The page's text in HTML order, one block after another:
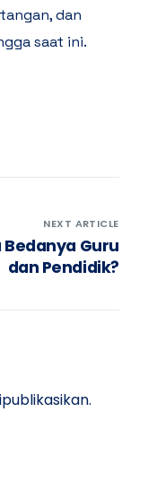
dan
saat ini.
NEXT ARTICLE
Bedanya Guru
dan Pendidik?